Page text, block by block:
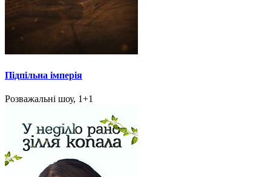
Підпільна імперія
Розважальні шоу, 1+1